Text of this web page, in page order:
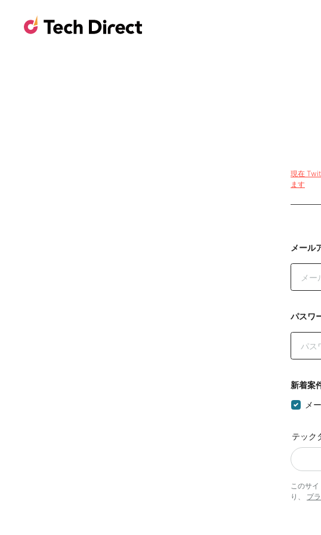
現在
ます
メール
パスワ
新着案
メ
テック
このサ
り、 プ